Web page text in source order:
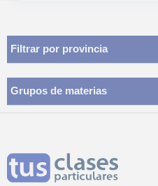
Filtrar por provincia
Grupos de materias